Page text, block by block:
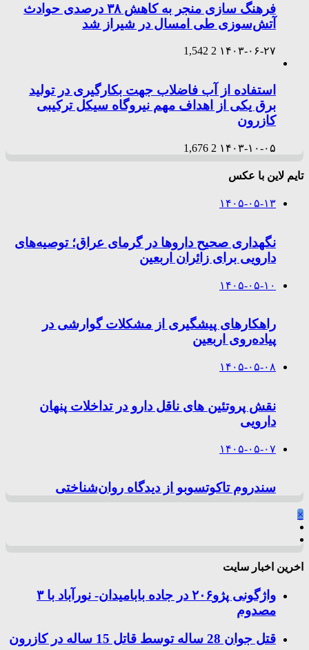
فرهنگ سازی منجر به کاهش ۳۸ درصدی حوادث
آتش‌سوزی طی امسال در شیراز شد
۱۴۰۳-۰۶-۲۷ 2
1,542
استفاده از آب فاضلاب جهت بکارگیری در تولید
برق یکی از اهداف مهم نیروگاه سیکل ترکیبی
کازرون
۱۴۰۳-۱۰-۰۵ 2
1,676
تایم لاین با عکس
۱۴۰۵-۰۵-۱۳
نگهداری صحیح داروها در گرمای عراق؛ توصیه‌های
دارویی برای زائران اربعین
۱۴۰۵-۰۵-۱۰
راهکارهای پیشگیری از مشکلات گوارشی در
پیاده‌روی اربعین
۱۴۰۵-۰۵-۰۸
نقش پروتئین های ناقل دارو در تداخلات پنهان
دارویی
۱۴۰۵-۰۵-۰۷
سندروم تاکوتسوبو از دیدگاه روان‌شناختی
×
اخرین اخبار سایت
واژگونی پژو۲۰۶ در جاده بابامیدان- نورآباد با ۳
مصدوم
قتل جوان 28 ساله توسط قاتل 15 ساله در کازرون